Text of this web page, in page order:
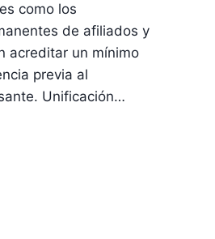
como los
de afiliados y
acreditar un mínimo
previa al
Unificación…